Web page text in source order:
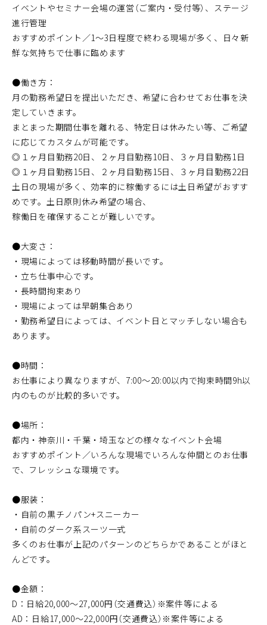
イベントやセミナー会場の運営（ご案内・受付等）、ステージ
進行管理
おすすめポイント／1〜3日程度で終わる現場が多く、日々新
鮮な気持ちで仕事に臨めます
●働き方：
月の勤務希望日を提出いただき、希望に合わせてお仕事を決
定していきます。
まとまった期間仕事を離れる、特定日は休みたい等、ご希望
に応じてカスタムが可能です。
◎１ヶ月目勤務20日、２ヶ月目勤務10日、３ヶ月目勤務1日
◎１ヶ月目勤務15日、２ヶ月目勤務15日、３ヶ月目勤務22日
土日の現場が多く、効率的に稼働するには土日希望がおすす
めです。土日原則休み希望の場合、
稼働日を確保することが難しいです。
●大変さ：
・現場によっては移動時間が長いです。
・立ち仕事中心です。
・長時間拘束あり
・現場によっては早朝集合あり
・勤務希望日によっては、イベント日とマッチしない場合も
あります。
●時間：
お仕事により異なりますが、7:00～20:00以内で拘束時間9h以
内のものが比較的多いです。
●場所：
都内・神奈川・千葉・埼玉などの様々なイベント会場
おすすめポイント／いろんな現場でいろんな仲間とのお仕事
で、フレッシュな環境です。
●服装：
・自前の黒チノパン+スニーカー
・自前のダーク系スーツ一式
多くのお仕事が上記のパターンのどちらかであることがほと
んどです。
●金額：
D：日給20,000～27,000円（交通費込）※案件等による
AD：日給17,000～22,000円（交通費込）※案件等による